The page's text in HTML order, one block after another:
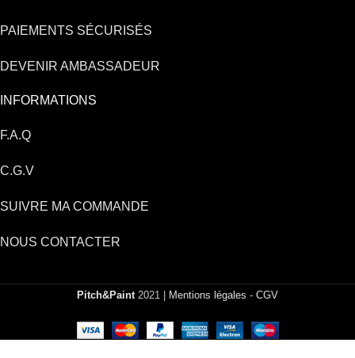
PAIEMENTS SÉCURISÉS
DEVENIR AMBASSADEUR
INFORMATIONS
F.A.Q
C.G.V
SUIVRE MA COMMANDE
NOUS CONTACTER
Pitch&Paint 2021 | Mentions légales - CGV